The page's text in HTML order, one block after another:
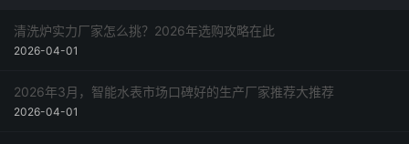
清洗炉实力厂家怎么挑？2026年选购攻略在此
2026-04-01
2026年3月，智能水表市场口碑好的生产厂家推荐大推荐
2026-04-01